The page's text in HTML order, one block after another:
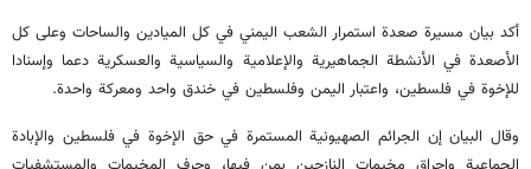
أكد بيان مسيرة صعدة استمرار الشعب اليمني في كل الميادين والساحات وعلى كل
الأصعدة في الأنشطة الجماهيرية والإعلامية والسياسية والعسكرية دعما وإسنادا
للإخوة في فلسطين، واعتبار اليمن وفلسطين في خندق واحد ومعركة واحدة.
وقال البيان إن الجرائم الصهيونية المستمرة في حق الإخوة في فلسطين والإبادة